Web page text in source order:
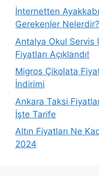
İnternetten
Gerekenler
Antalya Okul Servis
Fiyatları Açıklandı!
Migros Çikolata
İndirimi
Ankara Taksi
İşte Tarife
Altın Fiyatları Ne
2024